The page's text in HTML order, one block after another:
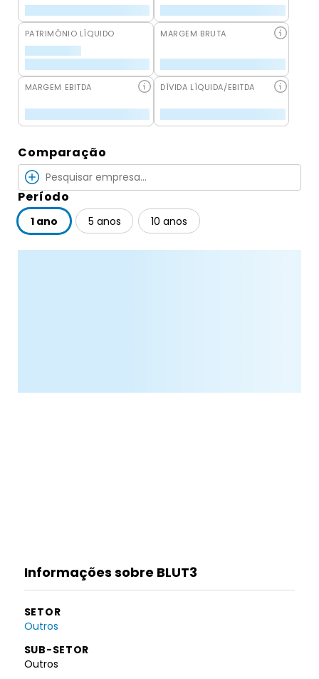
PATRIMÔNIO LÍQUIDO MARGEM BRUTA
MARGEM EBITDA DÍVIDA LÍQUIDA/EBITDA
Comparação
Período
1 ano 5 anos 10 anos
Informações sobre BLUT3
SETOR
Outros
SUB-SETOR
Outros